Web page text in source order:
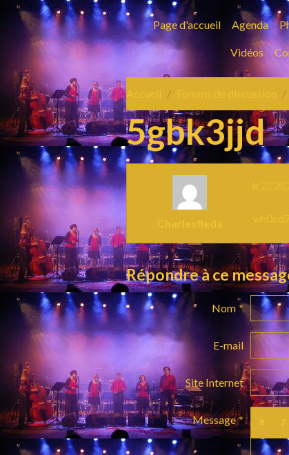
Page d'accueil Agenda
Vidéos
Accueil Forums de discussion
5gbk3jjd
Charlesfleda
Répondre à ce
Nom
E-mail
Site Internet
Message